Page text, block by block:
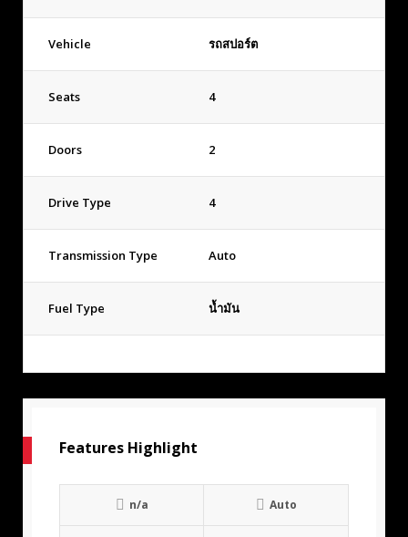
Vehicle รถสปอร์ต
Seats 4
Doors 2
Drive Type 4
Transmission Type Auto
Fuel Type น้ำมัน
Features Highlight
n/a Auto